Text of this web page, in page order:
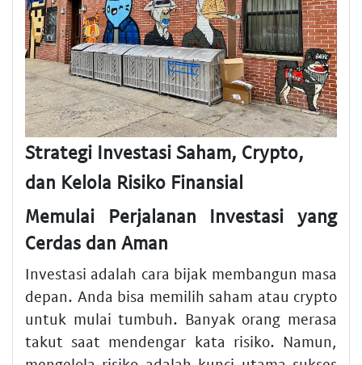
Strategi Investasi Saham, Crypto,
dan Kelola Risiko Finansial
Memulai Perjalanan Investasi yang
Cerdas dan Aman
Investasi adalah cara bijak membangun masa
depan. Anda bisa memilih saham atau crypto
untuk mulai tumbuh. Banyak orang merasa
takut saat mendengar kata risiko. Namun,